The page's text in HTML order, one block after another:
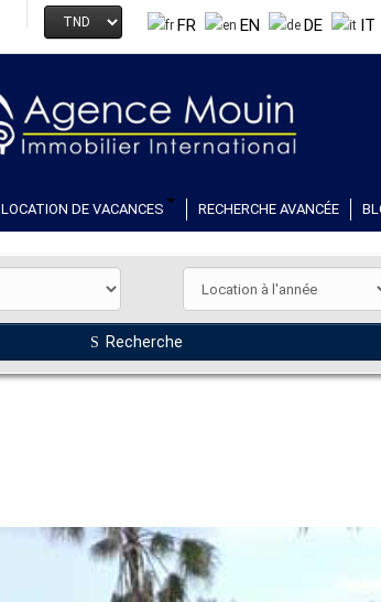
FR EN DE IT
LOCATION DE VACANCES RECHERCHE AVANCÉE
Recherche